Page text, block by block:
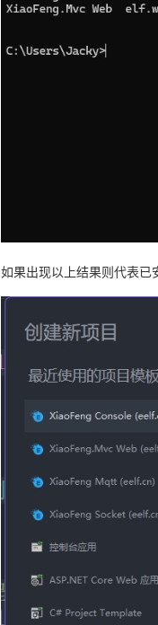
如果出现以上结果则代表已